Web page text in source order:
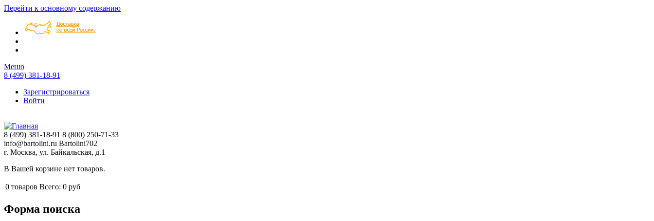
Перейти к основному содержанию
Меню
8 (499) 381-18-91
Зарегистрироваться
Войти
8 (499) 381-18-91 8 (800) 250-71-33
info@bartolini.ru Bartolini702
г. Москва, ул. Байкальская, д.1
В Вашей корзине нет товаров.
0 товаров Всего: 0 руб
Форма поиска